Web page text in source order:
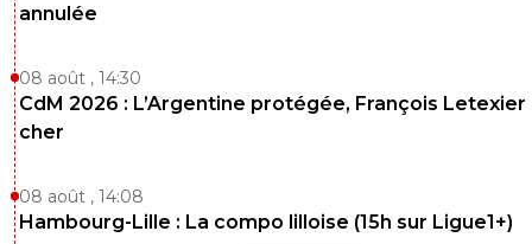
annulée
08 août , 14:30
CdM 2026 : L’Argentine protégée, François Letexier
cher
08 août , 14:08
Hambourg-Lille : La compo lilloise (15h sur Ligue1+)